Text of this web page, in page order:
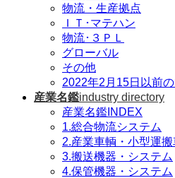
物流・生産拠点
ＩＴ･マテハン
物流･３ＰＬ
グローバル
その他
2022年2月15日以前
産業名鑑industry directory
産業名鑑INDEX
1.総合物流システム
2.産業車輌・小型運搬
3.搬送機器・システム
4.保管機器・システム